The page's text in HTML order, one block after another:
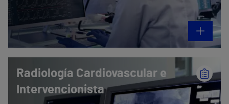
Radiología Cardiovascular e
Intervencionista